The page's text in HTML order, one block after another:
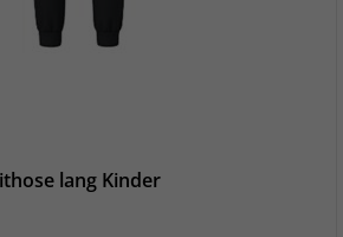
lang Kinder